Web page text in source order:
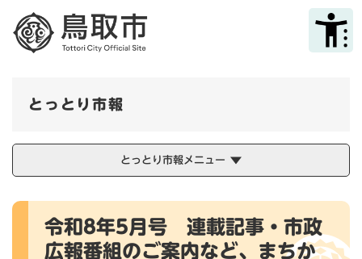
メニューを飛ばして本文へ
とっとり市報
とっとり市報メニュー
本
令和8年5月号 連載記事・市政
広報番組のご案内など、まちか